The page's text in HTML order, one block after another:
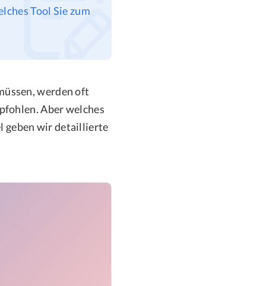
Tool Sie zum
werden oft
Aber welches
geben wir detaillierte